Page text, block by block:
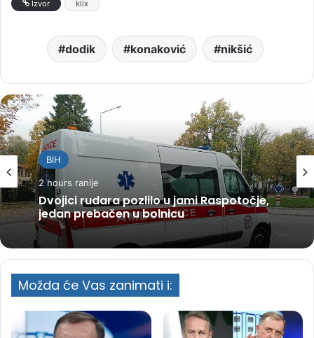
Izvor klix
dodik konaković nikšić
BiH
2 hours ranije
Dvojici rudara pozlilo u jami Raspotočje,
jedan prebačen u bolnicu
Možda će Vas zanimati i: